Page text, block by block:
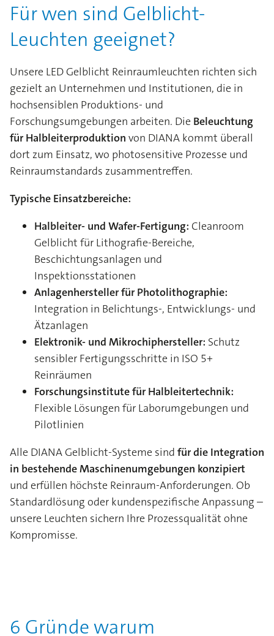
Für wen sind Gelblicht-
Leuchten geeignet?
Unsere LED Gelblicht Reinraumleuchten richten sich
gezielt an Unternehmen und Institutionen, die in
hochsensiblen Produktions- und
Forschungsumgebungen arbeiten. Die Beleuchtung
für Halbleiterproduktion von DIANA kommt überall
dort zum Einsatz, wo photosensitive Prozesse und
Reinraumstandards zusammentreffen.
Typische Einsatzbereiche:
Halbleiter- und Wafer-Fertigung: Cleanroom
Gelblicht für Lithografie-Bereiche,
Beschichtungsanlagen und
Inspektionsstationen
Anlagenhersteller für Photolithographie:
Integration in Belichtungs-, Entwicklungs- und
Ätzanlagen
Elektronik- und Mikrochiphersteller: Schutz
sensibler Fertigungsschritte in ISO 5+
Reinräumen
Forschungsinstitute für Halbleitertechnik:
Flexible Lösungen für Laborumgebungen und
Pilotlinien
Alle DIANA Gelblicht-Systeme sind für die Integration
in bestehende Maschinenumgebungen konzipiert
und erfüllen höchste Reinraum-Anforderungen. Ob
Standardlösung oder kundenspezifische Anpassung –
unsere Leuchten sichern Ihre Prozessqualität ohne
Kompromisse.
6 Gründe warum